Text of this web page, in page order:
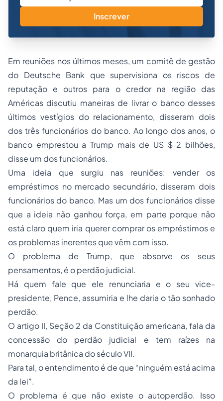
Inscrever
Em reuniões nos últimos meses, um comitê de gestão
do Deutsche Bank que supervisiona os riscos de
reputação e outros para o credor na região das
Américas discutiu maneiras de livrar o banco desses
últimos vestígios do relacionamento, disseram dois
dos três funcionários do banco. Ao longo dos anos, o
banco emprestou a Trump mais de US $ 2 bilhões,
disse um dos funcionários.
Uma ideia que surgiu nas reuniões: vender os
empréstimos no mercado secundário, disseram dois
funcionários do banco. Mas um dos funcionários disse
que a ideia não ganhou força, em parte porque não
está claro quem iria querer comprar os empréstimos e
os problemas inerentes que vêm com isso.
O problema de Trump, que absorve os seus
pensamentos, é o perdão judicial.
Há quem fale que ele renunciaria e o seu vice-
presidente, Pence, assumiria e lhe daria o tão sonhado
perdão.
O artigo II, Seção 2 da Constituição americana, fala da
concessão do perdão judicial e tem raízes na
monarquia britânica do século VII.
Para tal, o entendimento é de que “ninguém está acima
da lei”.
O problema é que não existe o autoperdão. Isso